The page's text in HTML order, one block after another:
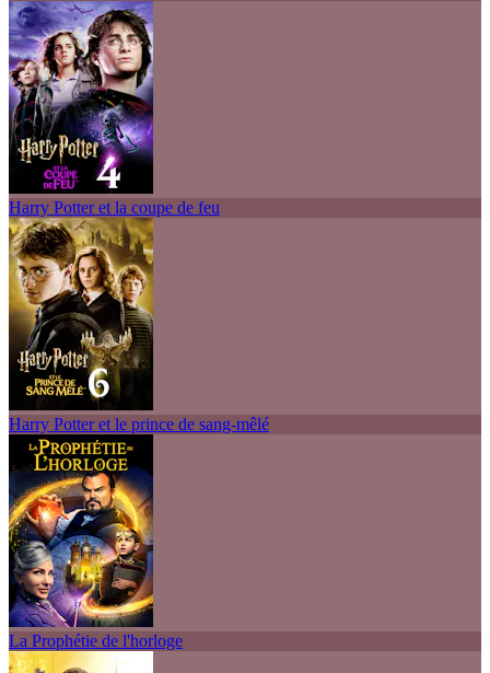
Harry Potter et la coupe de feu
Harry Potter et le prince de sang-mêlé
La Prophétie de l'horloge